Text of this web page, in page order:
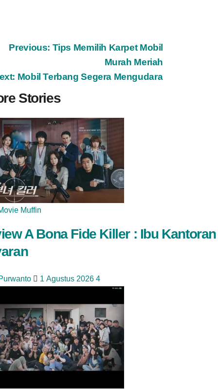
Previous: Tips Memilih Karpet Mobil
Murah Meriah
Mobil Terbang Segera Mengudara
Stories
Muffin
A Bona Fide Killer : Ibu
1 Agustus 2026 4